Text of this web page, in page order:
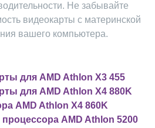
Не забывайте
видеокарты с материнской
вашего компьютера.
для AMD Athlon X3 455
для AMD Athlon X4 880K
AMD Athlon X4 860K
AMD Athlon 5200